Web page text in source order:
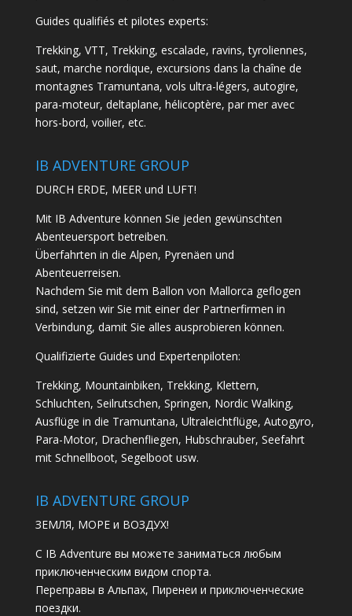
Guides qualifiés et pilotes experts:
Trekking, VTT, Trekking, escalade, ravins, tyroliennes,
saut, marche nordique, excursions dans la chaîne de
montagnes Tramuntana, vols ultra-légers, autogire,
para-moteur, deltaplane, hélicoptère, par mer avec
hors-bord, voilier, etc.
IB ADVENTURE GROUP
DURCH ERDE, MEER und LUFT!
Mit IB Adventure können Sie jeden gewünschten
Abenteuersport betreiben.
Überfahrten in die Alpen, Pyrenäen und
Abenteuerreisen.
Nachdem Sie mit dem Ballon von Mallorca geflogen
sind, setzen wir Sie mit einer der Partnerfirmen in
Verbindung, damit Sie alles ausprobieren können.
Qualifizierte Guides und Expertenpiloten:
Trekking, Mountainbiken, Trekking, Klettern,
Schluchten, Seilrutschen, Springen, Nordic Walking,
Ausflüge in die Tramuntana, Ultraleichtflüge, Autogyro,
Para-Motor, Drachenfliegen, Hubschrauber, Seefahrt
mit Schnellboot, Segelboot usw.
IB ADVENTURE GROUP
ЗЕМЛЯ, МОРЕ и ВОЗДУХ!
С IB Adventure вы можете заниматься любым
приключенческим видом спорта.
Переправы в Альпах, Пиренеи и приключенческие
поездки.